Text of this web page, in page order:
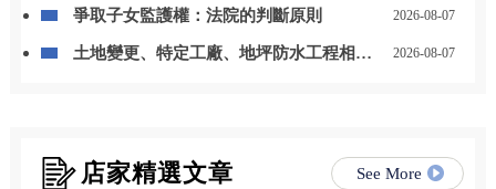
爭取子女監護權：法院的判斷原則 2026-08-07
土地變更、特定工廠、地坪防水工程相關
2026-08-07
店家精選文章 See More